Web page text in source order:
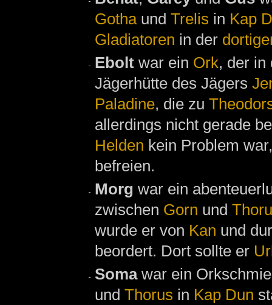
Gothaund Trelis in Kap
Gladiatoren in der
Ebolt war ein Ork, der
Jägerhütte des Jägers
Paladine, die zu
allerdings nicht gerade
Helden kein Problem
befreien.
Morg war ein
zwischen Gorn und
wurde er von Kan und
beordert. Dort sollte er
Somawar ein
und Thorus in Kap Dun